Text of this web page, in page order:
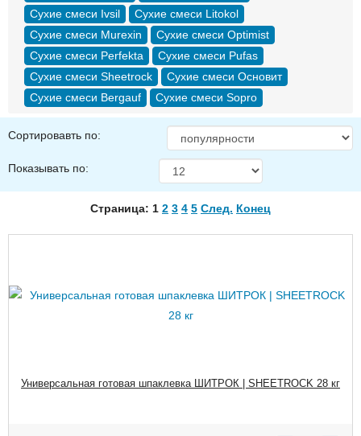
Сухие смеси Ivsil
Сухие смеси Litokol
Сухие смеси Murexin
Сухие смеси Optimist
Сухие смеси Perfekta
Сухие смеси Pufas
Сухие смеси Sheetrock
Сухие смеси Основит
Сухие смеси Bergauf
Сухие смеси Sopro
Сортировавть по:
Показывать по:
Страница: 1 2 3 4 5 След. Конец
Универсальная готовая шпаклевка ШИТРОК | SHEETROCK 28 кг